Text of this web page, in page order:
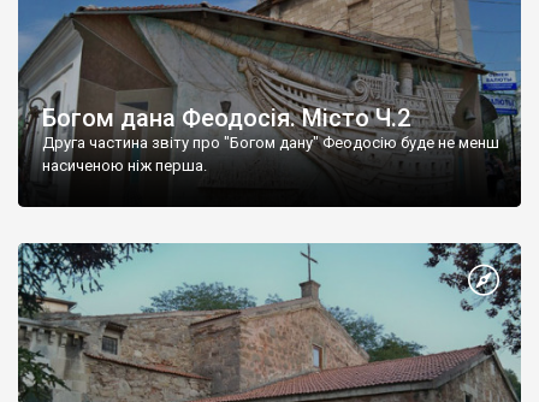
Богом дана Феодосія. Місто Ч.2
Друга частина звіту про "Богом дану" Феодосію буде не менш
насиченою ніж перша.